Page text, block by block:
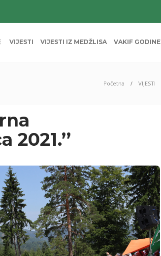
VIJESTI VIJESTI IZ MEDŽLISA VAKIF GODINE
Početna VIJESTI